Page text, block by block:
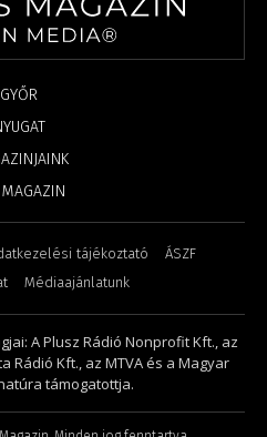
GYŐR
MAGAZIN
tájékoztató
ÁSZF
Médiaajánlatunk
A Plusz Rádió Nonprofit Kft., az
Rádió Kft., az MTVA és a Magyar
támogatottja.